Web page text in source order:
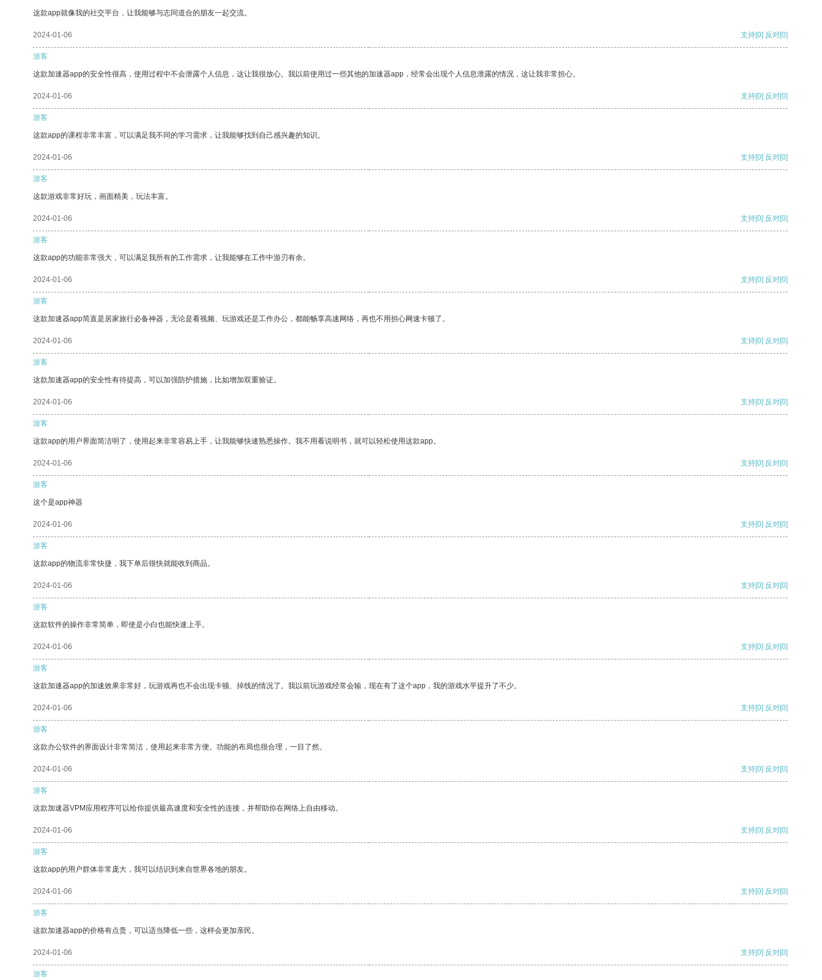
这款app就像我的社交平台，让我能够与志同道合的朋友一起交流。
2024-01-06 支持[0] 反对[0]
游客
这款加速器app的安全性很高，使用过程中不会泄露个人信息，这让我很放心。我以前使用过一些其他的加速器app，经常会出现个人信息泄露的情况，这让我非常担心。
2024-01-06 支持[0] 反对[0]
游客
这款app的课程非常丰富，可以满足我不同的学习需求，让我能够找到自己感兴趣的知识。
2024-01-06 支持[0] 反对[0]
游客
这款游戏非常好玩，画面精美，玩法丰富。
2024-01-06 支持[0] 反对[0]
游客
这款app的功能非常强大，可以满足我所有的工作需求，让我能够在工作中游刃有余。
2024-01-06 支持[0] 反对[0]
游客
这款加速器app简直是居家旅行必备神器，无论是看视频、玩游戏还是工作办公，都能畅享高速网络，再也不用担心网速卡顿了。
2024-01-06 支持[0] 反对[0]
游客
这款加速器app的安全性有待提高，可以加强防护措施，比如增加双重验证。
2024-01-06 支持[0] 反对[0]
游客
这款app的用户界面简洁明了，使用起来非常容易上手，让我能够快速熟悉操作。我不用看说明书，就可以轻松使用这款app。
2024-01-06 支持[0] 反对[0]
游客
这个是app神器
2024-01-06 支持[0] 反对[0]
游客
这款app的物流非常快捷，我下单后很快就能收到商品。
2024-01-06 支持[0] 反对[0]
游客
这款软件的操作非常简单，即使是小白也能快速上手。
2024-01-06 支持[0] 反对[0]
游客
这款加速器app的加速效果非常好，玩游戏再也不会出现卡顿、掉线的情况了。我以前玩游戏经常会输，现在有了这个app，我的游戏水平提升了不少。
2024-01-06 支持[0] 反对[0]
游客
这款办公软件的界面设计非常简洁，使用起来非常方便。功能的布局也很合理，一目了然。
2024-01-06 支持[0] 反对[0]
游客
这款加速器VPM应用程序可以给你提供最高速度和安全性的连接，并帮助你在网络上自由移动。
2024-01-06 支持[0] 反对[0]
游客
这款app的用户群体非常庞大，我可以结识到来自世界各地的朋友。
2024-01-06 支持[0] 反对[0]
游客
这款加速器app的价格有点贵，可以适当降低一些，这样会更加亲民。
2024-01-06 支持[0] 反对[0]
游客